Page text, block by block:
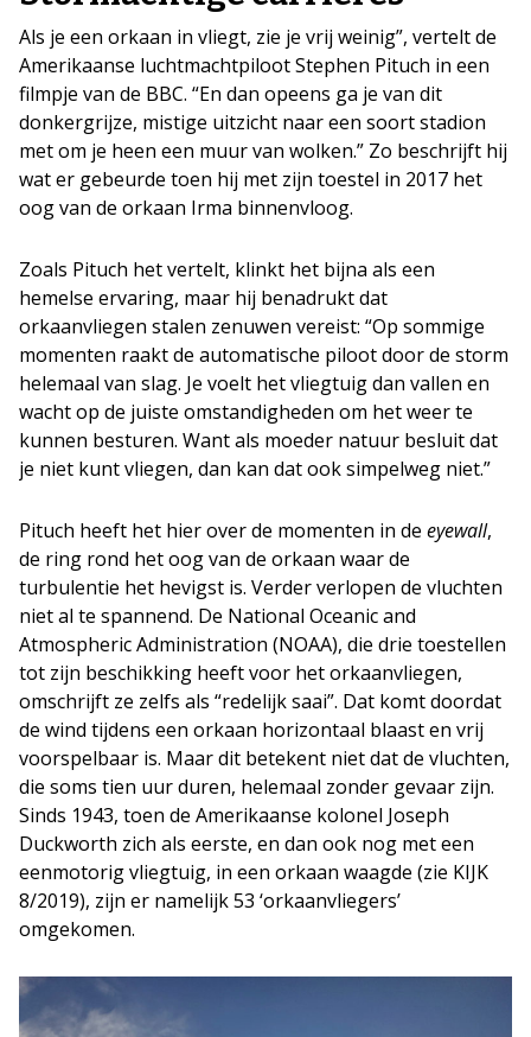
Als je een orkaan in vliegt, zie je vrij weinig”, vertelt de
Amerikaanse luchtmachtpiloot Stephen Pituch in een
filmpje van de BBC. “En dan opeens ga je van dit
donkergrijze, mistige uitzicht naar een soort stadion
met om je heen een muur van wolken.” Zo beschrijft hij
wat er gebeurde toen hij met zijn toestel in 2017 het
oog van de orkaan Irma binnenvloog.
Zoals Pituch het vertelt, klinkt het bijna als een
hemelse ervaring, maar hij benadrukt dat
orkaanvliegen stalen zenuwen vereist: “Op sommige
momenten raakt de automatische piloot door de storm
helemaal van slag. Je voelt het vliegtuig dan vallen en
wacht op de juiste omstandigheden om het weer te
kunnen besturen. Want als moeder natuur besluit dat
je niet kunt vliegen, dan kan dat ook simpelweg niet.”
Pituch heeft het hier over de momenten in de eyewall,
de ring rond het oog van de orkaan waar de
turbulentie het hevigst is. Verder verlopen de vluchten
niet al te spannend. De National Oceanic and
Atmospheric Administration (NOAA), die drie toestellen
tot zijn beschikking heeft voor het orkaanvliegen,
omschrijft ze zelfs als “redelijk saai”. Dat komt doordat
de wind tijdens een orkaan horizontaal blaast en vrij
voorspelbaar is. Maar dit betekent niet dat de vluchten,
die soms tien uur duren, helemaal zonder gevaar zijn.
Sinds 1943, toen de Amerikaanse kolonel Joseph
Duckworth zich als eerste, en dan ook nog met een
eenmotorig vliegtuig, in een orkaan waagde (zie KIJK
8/2019), zijn er namelijk 53 ‘orkaanvliegers’
omgekomen.